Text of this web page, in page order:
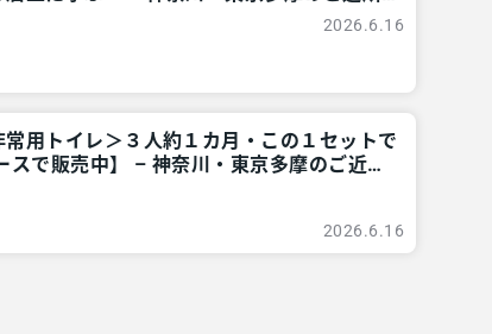
2026.6.16
用トイレ＞３人約１カ月・この１セットで
スで販売中】 – 神奈川・東京多摩のご近所
2026.6.16